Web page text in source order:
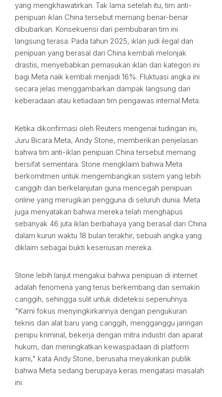
yang mengkhawatirkan. Tak lama setelah itu, tim anti-
penipuan iklan China tersebut memang benar-benar
dibubarkan. Konsekuensi dari pembubaran tim ini
langsung terasa. Pada tahun 2025, iklan judi ilegal dan
penipuan yang berasal dari China kembali melonjak
drastis, menyebabkan pemasukan iklan dari kategori ini
bagi Meta naik kembali menjadi 16%. Fluktuasi angka ini
secara jelas menggambarkan dampak langsung dari
keberadaan atau ketiadaan tim pengawas internal Meta.
Ketika dikonfirmasi oleh Reuters mengenai tudingan ini,
Juru Bicara Meta, Andy Stone, memberikan penjelasan
bahwa tim anti-iklan penipuan China tersebut memang
bersifat sementara. Stone mengklaim bahwa Meta
berkomitmen untuk mengembangkan sistem yang lebih
canggih dan berkelanjutan guna mencegah penipuan
online yang merugikan pengguna di seluruh dunia. Meta
juga menyatakan bahwa mereka telah menghapus
sebanyak 46 juta iklan berbahaya yang berasal dari China
dalam kurun waktu 18 bulan terakhir, sebuah angka yang
diklaim sebagai bukti keseriusan mereka.
Stone lebih lanjut mengakui bahwa penipuan di internet
adalah fenomena yang terus berkembang dan semakin
canggih, sehingga sulit untuk dideteksi sepenuhnya.
"Kami fokus menyingkirkannya dengan pengukuran
teknis dan alat baru yang canggih, mengganggu jaringan
penipu kriminal, bekerja dengan mitra industri dan aparat
hukum, dan meningkatkan kewaspadaan di platform
kami," kata Andy Stone, berusaha meyakinkan publik
bahwa Meta sedang berupaya keras mengatasi masalah
ini.